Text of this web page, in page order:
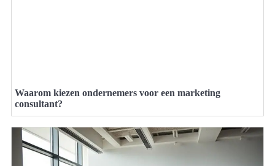
Waarom kiezen ondernemers voor een marketing
consultant?